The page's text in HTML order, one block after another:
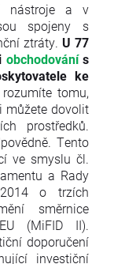
nástroje a v
spojeny s
ztráty. U 77
obchodovánís
ke
tomu,
můžete dovolit
prostředků.
Tento
ve smyslu čl.
a Rady
o trzích
směrnice
(MiFID II).
doporučení
investiční